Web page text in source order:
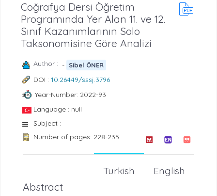
Coğrafya Dersi Öğretim
Programında Yer Alan 11. ve 12.
Sınıf Kazanımlarının Solo
Taksonomisine Göre Analizi
Author : - Sibel ÖNER
DOI : 10.26449/sssj.3796
Year-Number: 2022-93
Language : null
Subject :
Number of pages: 228-235
English
Turkish
Abstract